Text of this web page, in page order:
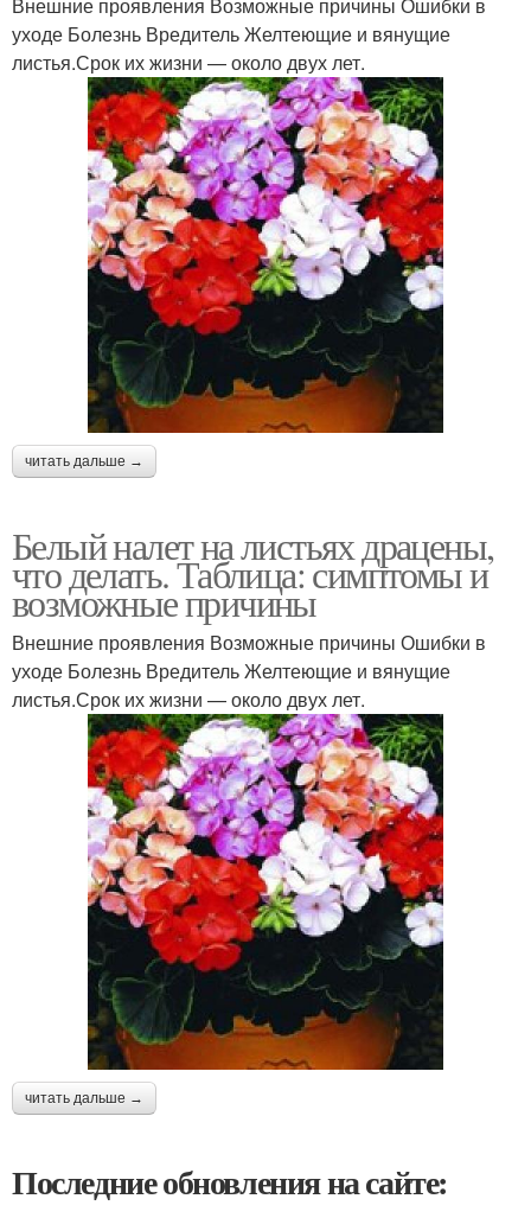
уходе Болезнь Вредитель Желтеющие и вянущие
листья.Срок их жизни — около двух лет.
читать дальше →
Белый налет на листьях драцены,
что делать. Таблица: симптомы и
возможные причины
Внешние проявления Возможные причины Ошибки в
уходе Болезнь Вредитель Желтеющие и вянущие
листья.Срок их жизни — около двух лет.
читать дальше →
Последние обновления на сайте: